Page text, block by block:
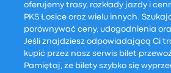
oferujemy trasy, rozkłady jazdy i
PKS Łosice oraz wielu innych.
porównywać ceny, udogodnienia
Jeśli znajdziesz odpowiadającą Ci
kupić przez nasz serwis bilet
Pamiętaj, że bilety szybko się